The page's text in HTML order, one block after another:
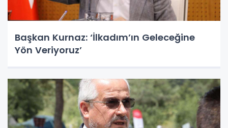
Başkan Kurnaz: ‘İlkadım’ın Geleceğine
Yön Veriyoruz’